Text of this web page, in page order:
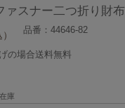
ァスナー二つ折り財布
品番：44646-82
の場合送料無料
在庫